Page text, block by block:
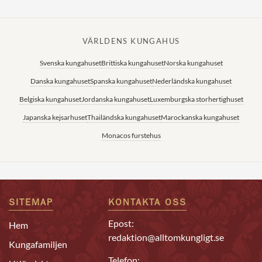
VÄRLDENS KUNGAHUS
Svenska kungahusetBrittiska kungahusetNorska kungahuset
Danska kungahusetSpanska kungahusetNederländska kungahuset
Belgiska kungahusetJordanska kungahusetLuxemburgska storhertighuset
Japanska kejsarhusetThailändska kungahusetMarockanska kungahuset
Monacos furstehus
SITEMAP
Hem
Kungafamiljen
KONTAKTA OSS
Epost:
redaktion@alltomkungligt.se